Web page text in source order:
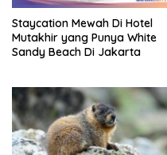
Staycation Mewah Di Hotel
Mutakhir yang Punya White
Sandy Beach Di Jakarta